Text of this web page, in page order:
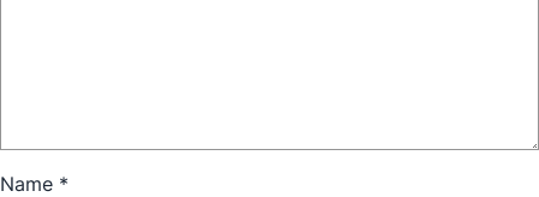
Name *